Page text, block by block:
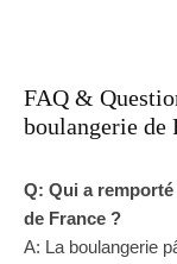
FAQ &
boulangerie de
Q: Qui a
de France ?
A: La boulangerie